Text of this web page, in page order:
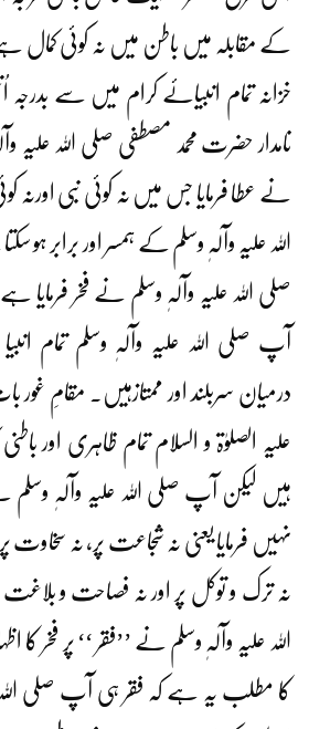
کے مقابلہ میں باطن میں نہ کوئی کمال ہے
خزانہ تمام انبیائے کرام میں سے
نامدار حضرت محمد مصطفی صلی اللہ علیہ
نے عطا فرمایا جس میں نہ کوئی نبی
اللہ علیہ وآلہٖ وسلم کے ہمسر اور برابر
صلی اللہ علیہ وآلہٖ وسلم نے فخر فرمایا
آپ صلی اللہ علیہ وآلہٖ وسلم تمام
درمیان سربلند اور ممتازہیں۔ مقامِ غور
علیہ الصلوٰۃ و السلام تمام ظاہری اور
ہیں لیکن آپ صلی اللہ علیہ وآلہٖ وسلم
نہیں فرمایا یعنی نہ شجاعت پر، نہ سخاوت
نہ ترک و توکل پر اور نہ فصاحت و
اللہ علیہ وآلہٖ وسلم نے ’’فقر ‘‘ پر فخر کا
کا مطلب یہ ہے کہ فقر ہی آپ صلی اللہ